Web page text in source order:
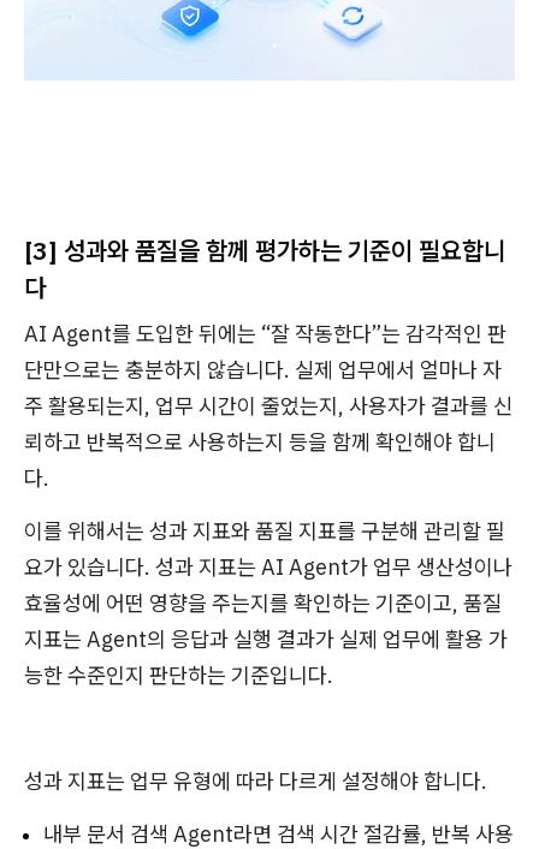
[3] 성과와 품질을 함께 평가하는 기준이 필요합니
다
AI Agent를 도입한 뒤에는 “잘 작동한다”는 감각적인 판
단만으로는 충분하지 않습니다. 실제 업무에서 얼마나 자
주 활용되는지, 업무 시간이 줄었는지, 사용자가 결과를 신
뢰하고 반복적으로 사용하는지 등을 함께 확인해야 합니
다.
이를 위해서는 성과 지표와 품질 지표를 구분해 관리할 필
요가 있습니다. 성과 지표는 AI Agent가 업무 생산성이나
효율성에 어떤 영향을 주는지를 확인하는 기준이고, 품질
지표는 Agent의 응답과 실행 결과가 실제 업무에 활용 가
능한 수준인지 판단하는 기준입니다.
성과 지표는 업무 유형에 따라 다르게 설정해야 합니다.
내부 문서 검색 Agent라면 검색 시간 절감률, 반복 사용